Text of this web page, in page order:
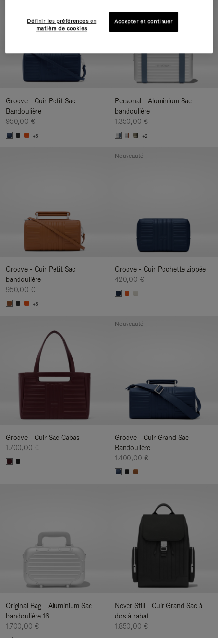
Groove - Cuir Petit Sac
Bandoulière
950,00 €
+5
Personal - Aluminium Sac
bandoulière
1.350,00 €
+2
Groove - Cuir Petit Sac
bandoulière
950,00 €
+5
Groove - Cuir Pochette zippée
420,00 €
Nouveauté
Groove - Cuir Sac Cabas
1.700,00 €
Groove - Cuir Grand Sac
Bandoulière
1.400,00 €
Nouveauté
Original Bag - Aluminium Sac
bandoulière 16
1.700,00 €
Never Still - Cuir Grand Sac à
dos à rabat
1.850,00 €
Définir les préférences en
matière de cookies
Accepter et continuer